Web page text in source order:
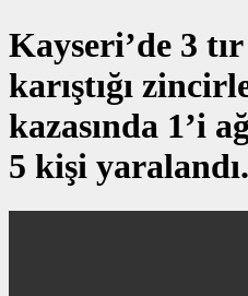
Kayseri’de 3
karıştığı
kazasında 1’i
5 kişi yaralandı.